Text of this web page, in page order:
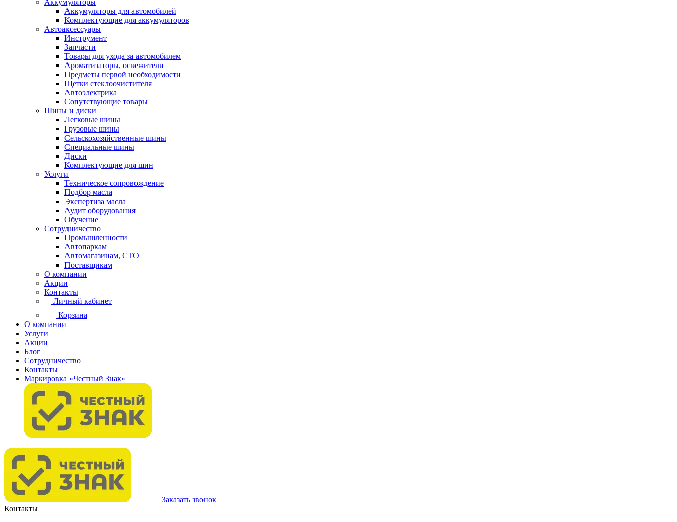
Аккумуляторы
Аккумуляторы для автомобилей
Комплектующие для аккумуляторов
Автоаксессуары
Инструмент
Запчасти
Товары для ухода за автомобилем
Ароматизаторы, освежители
Предметы первой необходимости
Щетки стеклоочистителя
Автоэлектрика
Сопутствующие товары
Шины и диски
Легковые шины
Грузовые шины
Сельскохозяйственные шины
Специальные шины
Диски
Комплектующие для шин
Услуги
Техническое сопровождение
Подбор масла
Экспертиза масла
Аудит оборудования
Обучение
Сотрудничество
Промышленности
Автопаркам
Автомагазинам, СТО
Поставщикам
О компании
Акции
Контакты
Личный кабинет
Корзина
О компании
Услуги
Акции
Блог
Сотрудничество
Контакты
Маркировка «Честный Знак»
Заказать звонок
Контакты